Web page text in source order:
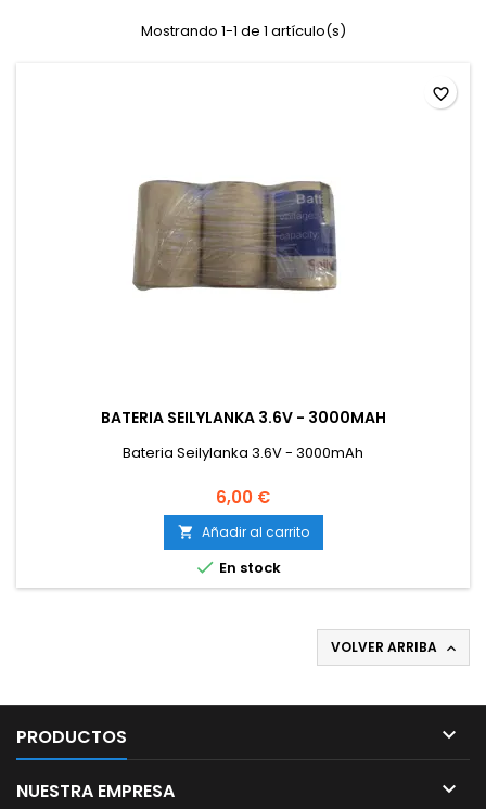
Mostrando 1-1 de 1 artículo(s)
BATERIA SEILYLANKA 3.6V - 3000MAH
Bateria Seilylanka 3.6V - 3000mAh
6,00 €
 Añadir al carrito
 En stock
favorite_border
VOLVER ARRIBA 
PRODUCTOS 
NUESTRA EMPRESA 